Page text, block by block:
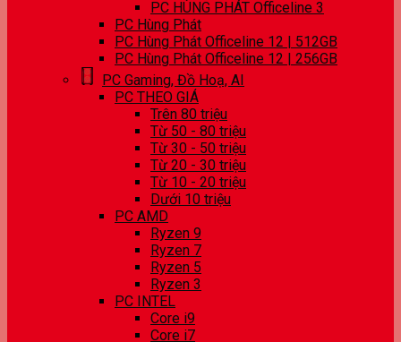
PC HÙNG PHÁT Officeline 3
PC Hùng Phát
PC Hùng Phát Officeline 12 | 512GB
PC Hùng Phát Officeline 12 | 256GB
PC Gaming, Đồ Hoạ, AI
PC THEO GIÁ
Trên 80 triệu
Từ 50 - 80 triệu
Từ 30 - 50 triệu
Từ 20 - 30 triệu
Từ 10 - 20 triệu
Dưới 10 triệu
PC AMD
Ryzen 9
Ryzen 7
Ryzen 5
Ryzen 3
PC INTEL
Core i9
Core i7